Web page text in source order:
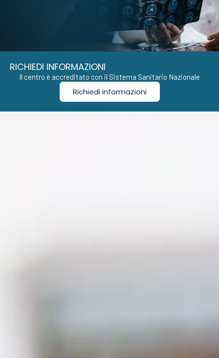
RICHIEDI INFORMAZIONI
Il centro è accreditato con il Sistema Sanitario Nazionale
Richiedi informazioni